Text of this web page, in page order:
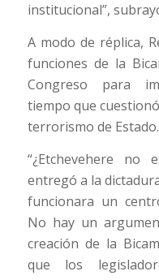
institucional”,
A modo de réplica,
funciones de la
Congreso para
tiempo que
terrorismo de Estado.
“¿Etchevehere
entregó a la
funcionara un
No hay un
creación de la
que los